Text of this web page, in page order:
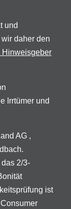
und
daher den
Hinweisgeber
Irrtümer und
AG ,
2/3-
ist